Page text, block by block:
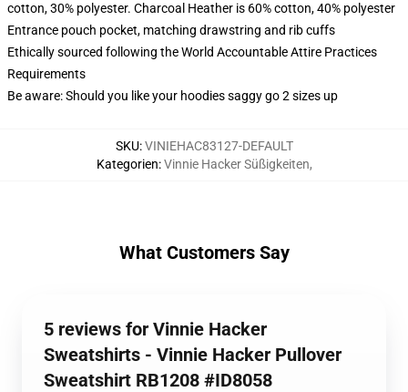
cotton, 30% polyester. Charcoal Heather is 60% cotton, 40% polyester
Entrance pouch pocket, matching drawstring and rib cuffs
Ethically sourced following the World Accountable Attire Practices
Requirements
Be aware: Should you like your hoodies saggy go 2 sizes up
SKU:VINIEHAC83127-DEFAULT
Kategorien:Vinnie Hacker Süßigkeiten,
What Customers Say
5 reviews for Vinnie Hacker
Sweatshirts - Vinnie Hacker Pullover
Sweatshirt RB1208 #ID8058